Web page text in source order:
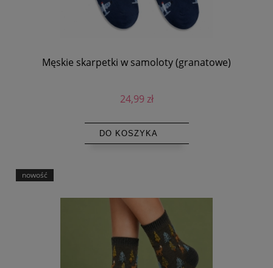
Męskie skarpetki w samoloty (granatowe)
24,99 zł
DO KOSZYKA
nowość